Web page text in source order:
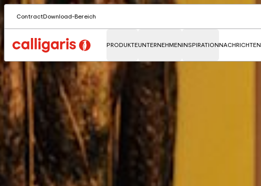
ContractDownload-Bereich
PRODUKTEUNTERNEHMENINSPIRATIONNACHRICHTEN